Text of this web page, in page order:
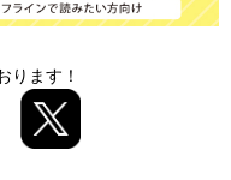
ります！